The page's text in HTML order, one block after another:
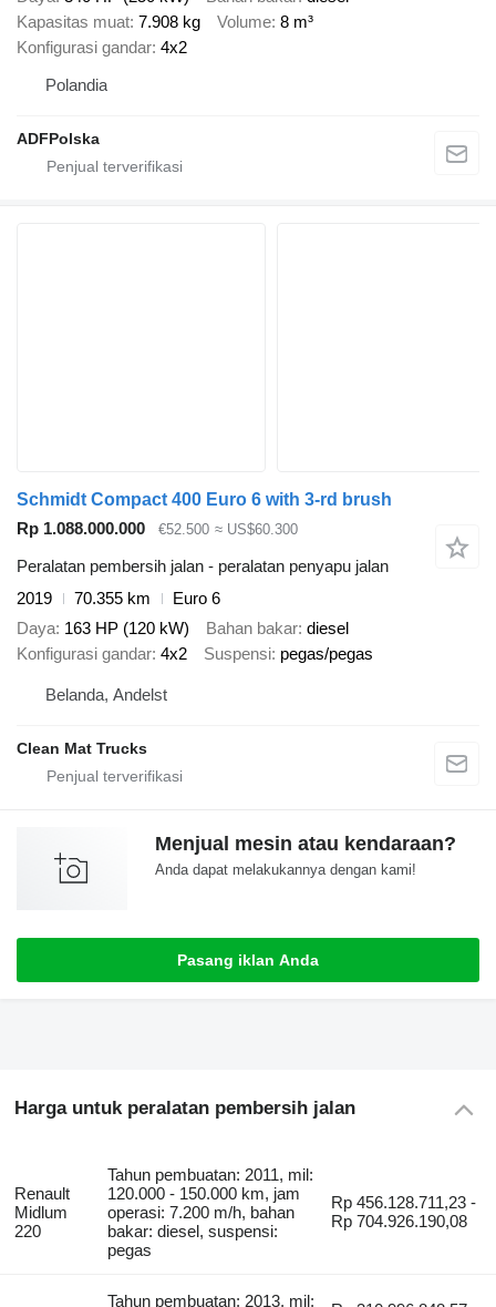
Kapasitas muat 7.908 kg Volume 8 m³
Konfigurasi gandar 4x2
Polandia
ADFPolska
Schmidt Compact 400 Euro 6 with 3-rd brush
Rp 1.088.000.000
€52.500 ≈ US$60.300
Peralatan pembersih jalan - peralatan penyapu jalan
2019
70.355 km
Euro 6
Daya 163 HP (120 kW) Bahan bakar diesel
Konfigurasi gandar 4x2 Suspensi pegas/pegas
Belanda, Andelst
Clean Mat Trucks
Menjual mesin atau kendaraan?
Anda dapat melakukannya dengan kami!
Pasang iklan Anda
Harga untuk peralatan pembersih jalan
Renault
Midlum
220
Tahun pembuatan: 2011, mil:
120.000 - 150.000 km, jam
operasi: 7.200 m/h, bahan
bakar: diesel, suspensi:
pegas
Rp 456.128.711,23 -
Rp 704.926.190,08
Tahun pembuatan: 2013, mil: